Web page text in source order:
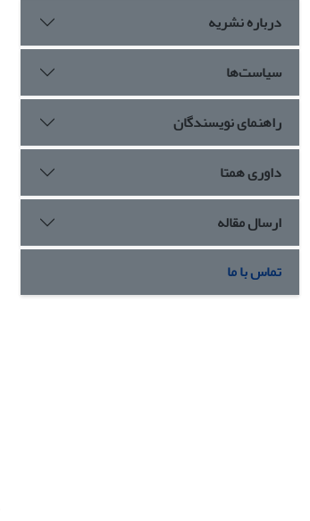
درباره نشریه
سیاست‌ها
راهنمای نویسندگان
داوری همتا
ارسال مقاله
تماس با ما